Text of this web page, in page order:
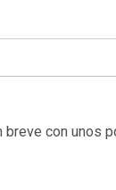
con unos